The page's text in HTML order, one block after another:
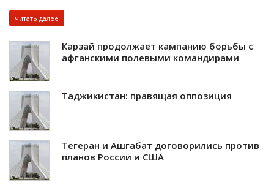
читать далее
Карзай продолжает кампанию борьбы с
афганскими полевыми командирами
Таджикистан: правящая оппозиция
Тегеран и Ашгабат договорились против
планов России и США